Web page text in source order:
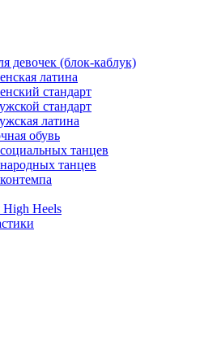
девочек (блок-каблук)
латина
стандарт
стандарт
латина
обувь
танцев
танцев
High Heels